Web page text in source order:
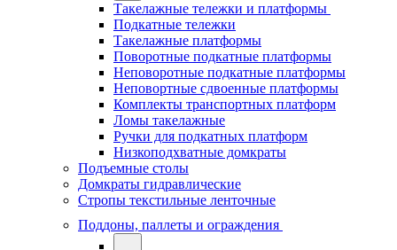
Такелажные тележки и платформы
Подкатные тележки
Такелажные платформы
Поворотные подкатные платформы
Неповоротные подкатные платформы
Неповортные сдвоенные платформы
Комплекты транспортных платформ
Ломы такелажные
Ручки для подкатных платформ
Низкоподхватные домкраты
Подъемные столы
Домкраты гидравлические
Стропы текстильные ленточные
Поддоны, паллеты и ограждения